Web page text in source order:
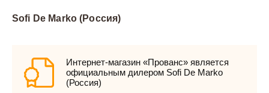
Sofi De Marko (Россия)
Интернет-магазин «Прованс» является
официальным дилером Sofi De Marko
(Россия)